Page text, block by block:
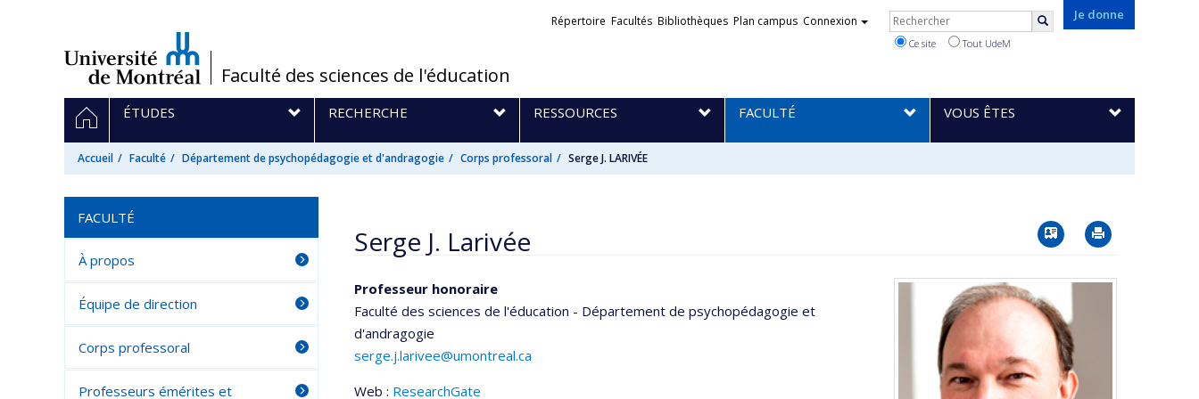
/Faculté des sciences de l'éducation
Je donne
Liens
Répertoire Facultés Bibliothèques Plan campus Connexion Rechercher
Ce site Tout UdeM
Navigation
principale
ACCUEIL
ÉTUDES RECHERCHE RESSOURCES FACULTÉ VOUS ÊTES
Accueil Faculté Département de psychopédagogie et d'andragogie Corps professoral Serge J. LARIVÉE
Serge J. Larivée Vcard
Professeur honoraire
Faculté des sciences de l'éducation - Département de psychopédagogie et
d'andragogie
serge.j.larivee@umontreal.ca
Web : ResearchGate
FACULTÉ
À propos
Équipe de direction
Corps professoral
Professeurs émérites et